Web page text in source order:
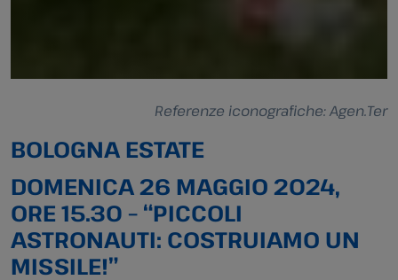
Referenze iconografiche: Agen.Ter
BOLOGNA ESTATE
DOMENICA 26 MAGGIO 2024,
ORE 15.30 – “PICCOLI
ASTRONAUTI: COSTRUIAMO UN
MISSILE!”